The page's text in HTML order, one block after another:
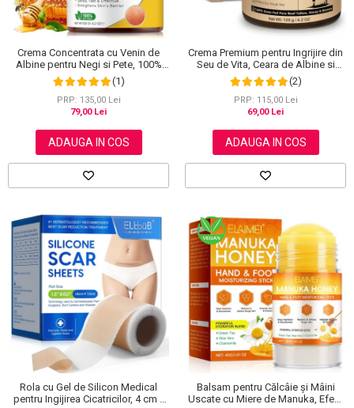
Crema Concentrata cu Venin de
Albine pentru Negi si Pete, 100%
Naturala, 120 g
(1)
PRP: 135,00 Lei
79,00 Lei
ADAUGA IN COS
Crema Premium pentru Ingrijire din
Seu de Vita, Ceara de Albine si
Miere, 100% Naturala, NOVA
KISS®, 120 g
(2)
PRP: 115,00 Lei
69,00 Lei
ADAUGA IN COS
Rola cu Gel de Silicon Medical
pentru Ingijirea Cicatricilor, 4 cm x
Balsam pentru Călcâie și Mâini
Uscate cu Miere de Manuka, Efect